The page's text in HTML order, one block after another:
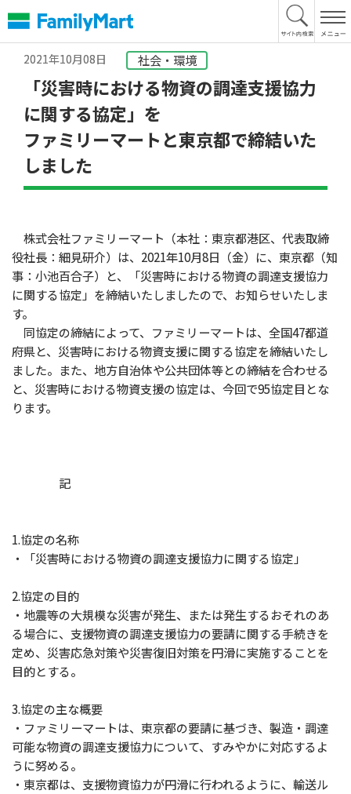
文
へ
2021年10月08日
社会・環境
「災害時における物資の調達支援協力
に関する協定」を
ファミリーマートと東京都で締結いた
しました
株式会社ファミリーマート（本社：東京都港区、代表取締
役社長：細見研介）は、2021年10月8日（金）に、東京都（知
事：小池百合子）と、「災害時における物資の調達支援協力
に関する協定」を締結いたしましたので、お知らせいたしま
す。
同協定の締結によって、ファミリーマートは、全国47都道
府県と、災害時における物資支援に関する協定を締結いたし
ました。また、地方自治体や公共団体等との締結を合わせる
と、災害時における物資支援の協定は、今回で95協定目とな
ります。
記
1.協定の名称
・「災害時における物資の調達支援協力に関する協定」
2.協定の目的
・地震等の大規模な災害が発生、または発生するおそれのあ
る場合に、支援物資の調達支援協力の要請に関する手続きを
定め、災害応急対策や災害復旧対策を円滑に実施することを
目的とする。
3.協定の主な概要
・ファミリーマートは、東京都の要請に基づき、製造・調達
可能な物資の調達支援協力について、すみやかに対応するよ
うに努める。
・東京都は、支援物資協力が円滑に行われるように、輸送ル